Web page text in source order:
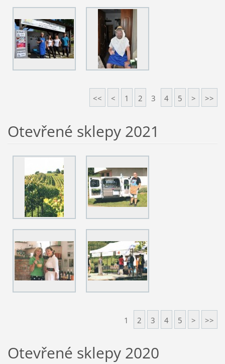
<< < 1 2 3 4 5 > >>
Otevřené sklepy 2021
1 2 3 4 5 > >>
Otevřené sklepy 2020